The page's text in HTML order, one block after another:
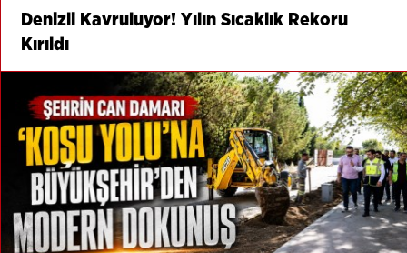
Denizli Kavruluyor! Yılın Sıcaklık Rekoru
Kırıldı